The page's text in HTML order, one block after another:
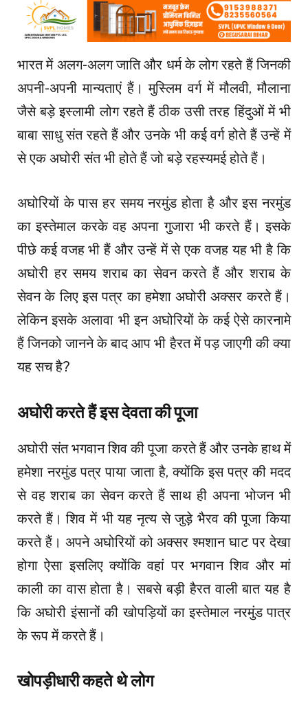
भारत में अलग-अलग जाति और धर्म के लोग रहते हैं जिनकी
अपनी-अपनी मान्यताएं हैं। मुस्लिम वर्ग में मौलवी, मौलाना
जैसे बड़े इस्लामी लोग रहते हैं ठीक उसी तरह हिंदुओं में भी
बाबा साधु संत रहते हैं और उनके भी कई वर्ग होते हैं उन्हें में
से एक अघोरी संत भी होते हैं जो बड़े रहस्यमई होते हैं।
अघोरियों के पास हर समय नरमुंड होता है और इस नरमुंड
का इस्तेमाल करके वह अपना गुजारा भी करते हैं। इसके
पीछे कई वजह भी हैं और उन्हें में से एक वजह यह भी है कि
अघोरी हर समय शराब का सेवन करते हैं और शराब के
सेवन के लिए इस पत्र का हमेशा अघोरी अक्सर करते हैं।
लेकिन इसके अलावा भी इन अघोरियों के कई ऐसे कारनामे
हैं जिनको जानने के बाद आप भी हैरत में पड़ जाएगी की क्या
यह सच है?
अघोरी करते हैं इस देवता की पूजा
अघोरी संत भगवान शिव की पूजा करते हैं और उनके हाथ में
हमेशा नरमुंड पत्र पाया जाता है, क्योंकि इस पत्र की मदद
से वह शराब का सेवन करते हैं साथ ही अपना भोजन भी
करते हैं। शिव में भी यह नृत्य से जुड़े भैरव की पूजा किया
करते हैं। अपने अघोरियों को अक्सर श्मशान घाट पर देखा
होगा ऐसा इसलिए क्योंकि वहां पर भगवान शिव और मां
काली का वास होता है। सबसे बड़ी हैरत वाली बात यह है
कि अघोरी इंसानों की खोपड़ियों का इस्तेमाल नरमुंड पात्र
के रूप में करते हैं।
खोपड़ीधारी कहते थे लोग